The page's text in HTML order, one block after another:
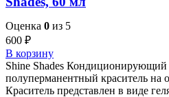
Оценка 0 из 5
600 ₽
В корзину
Shine Shades Кондиционирующий
полуперманентный краситель на
Краситель представлен в виде